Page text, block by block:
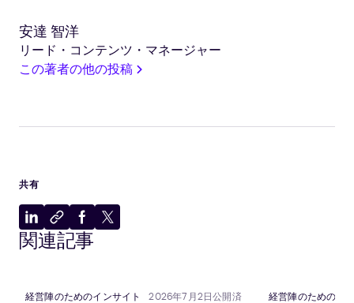
安達 智洋
リード・コンテンツ・マネージャー
この著者の他の投稿
共有
LinkedIn
に
ク
リ
ボ
Facebook
に
X
関連記事
経営陣のためのインサイト
2026年7月2日公開済
経営陣のためのイ